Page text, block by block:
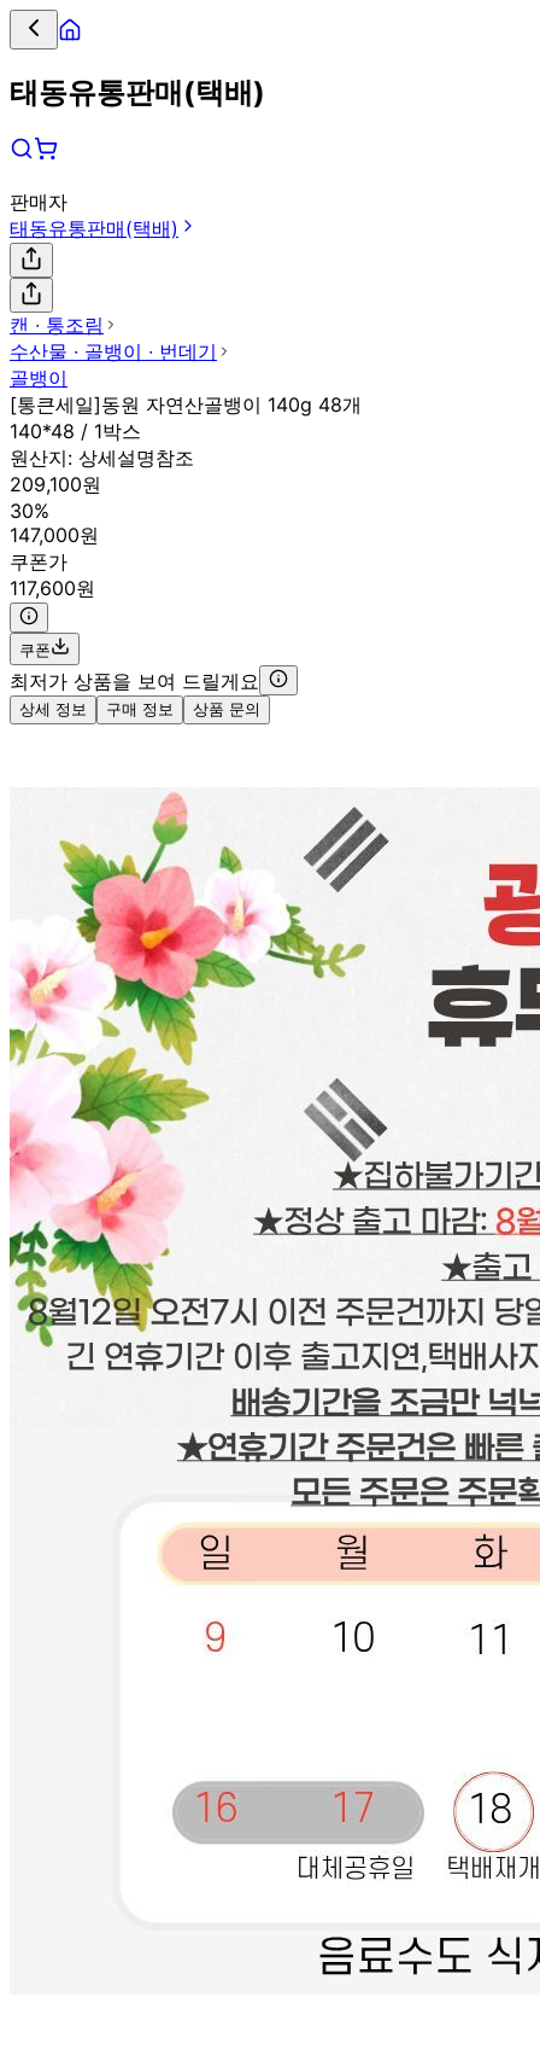
태동유통판매(택배)
판매자
태동유통판매(택배)
캔 ∙ 통조림
수산물 ∙ 골뱅이 ∙ 번데기
골뱅이
[통큰세일]동원 자연산골뱅이 140g 48개
140*48 / 1박스
원산지: 상세설명참조
209,100원
30%
147,000원
쿠폰가
117,600원
쿠폰
최저가 상품을 보여 드릴게요
상세 정보 구매 정보 상품 문의